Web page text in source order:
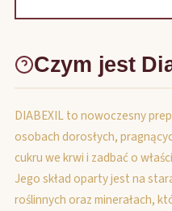
Czym jest
DIABEXIL to nowoczesny
osobach dorosłych,
cukru we krwi i zadbać o
Jego skład oparty jest na
roślinnych oraz minerałach,